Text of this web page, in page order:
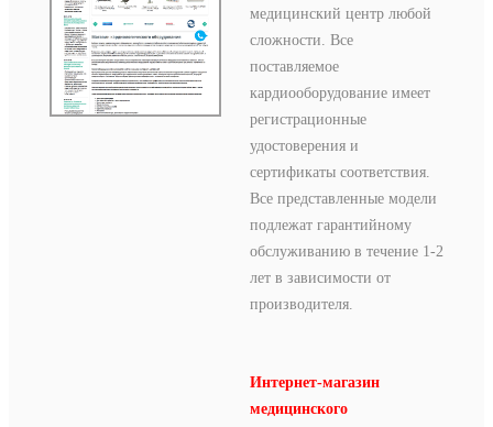
медицинский центр любой
сложности. Все
поставляемое
кардиооборудование имеет
регистрационные
удостоверения и
сертификаты соответствия.
Все представленные модели
подлежат гарантийному
обслуживанию в течение 1-2
лет в зависимости от
производителя.
Интернет-магазин
медицинского